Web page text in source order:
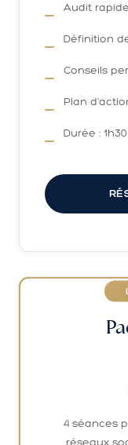
Audit
Définition
Conseils
Plan
Durée : 1h30
4 séances